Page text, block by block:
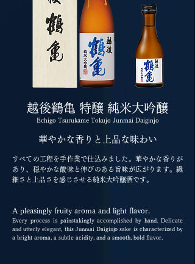
越後鶴亀 特醸 純米大吟醸
Echigo Tsurukame Tokujo Junmai Daiginjo
華やかな香りと上品な味わい
すべての工程を手作業で仕込みました。華やかな香りが
あり、穏やかな酸味と伸びのある旨味が広がります。繊
細さと上品さを感じさせる純米大吟醸酒です。
A pleasingly fruity aroma and light flavor.
Every process is painstakingly accomplished by hand. Delicate
and utterly elegant, this Junmai Daiginjo sake is characterized by
a bright aroma, a subtle acidity, and a smooth, bold flavor.